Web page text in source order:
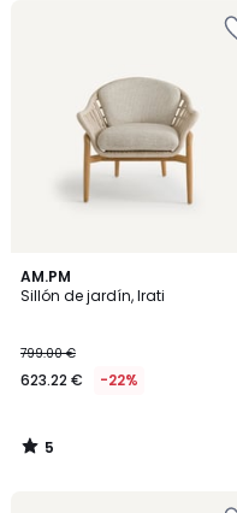
AM.PM
Sillón de jardín, Irati
799.00 €
623.22 € -22%
5
/
5
/